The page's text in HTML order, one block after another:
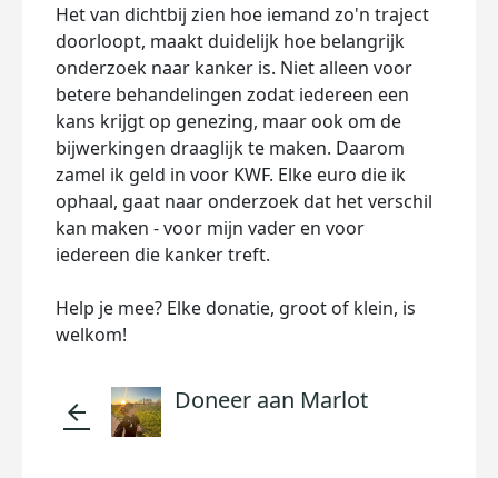
Het van dichtbij zien hoe iemand zo'n traject
doorloopt, maakt duidelijk hoe belangrijk
onderzoek naar kanker is. Niet alleen voor
betere behandelingen zodat iedereen een
kans krijgt op genezing, maar ook om de
bijwerkingen draaglijk te maken. Daarom
zamel ik geld in voor KWF. Elke euro die ik
ophaal, gaat naar onderzoek dat het verschil
kan maken - voor mijn vader en voor
iedereen die kanker treft.
Help je mee? Elke donatie, groot of klein, is
welkom!
arrow_back Doneer aan Marlot